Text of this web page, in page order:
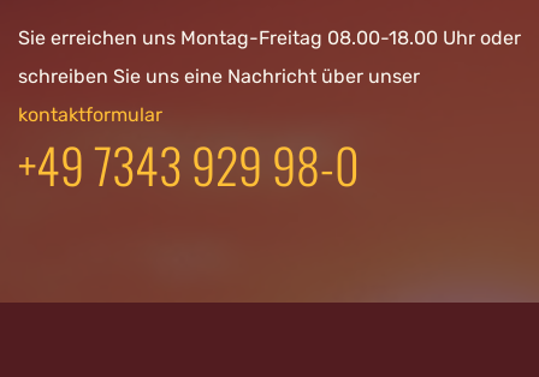
Sie erreichen uns Montag-Freitag 08.00-18.00 Uhr oder
schreiben Sie uns eine Nachricht über unser
kontaktformular
+49 7343 929 98-0